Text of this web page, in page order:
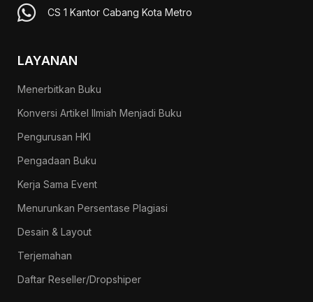
CS 1 Kantor Cabang Kota Metro
LAYANAN
Menerbitkan Buku
Konversi Artikel Ilmiah Menjadi Buku
Pengurusan HKI
Pengadaan Buku
Kerja Sama Event
Menurunkan Persentase Plagiasi
Desain & Layout
Terjemahan
Daftar Reseller/Dropshiper